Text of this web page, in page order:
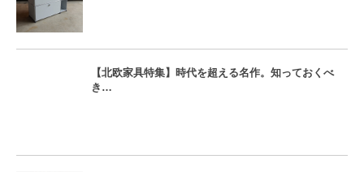
【北欧家具特集】時代を超える名作。知っておくべ
き…